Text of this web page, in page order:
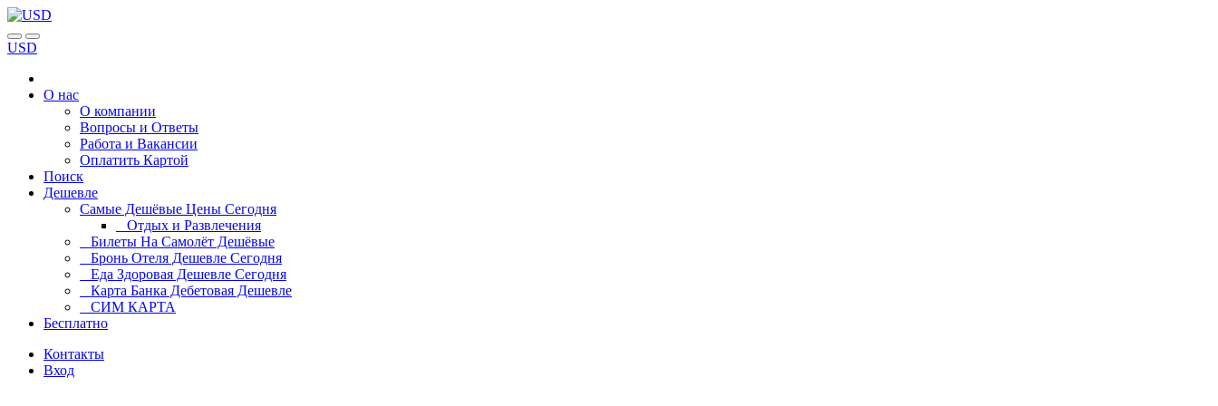
USD
О нас
О компании
Вопросы и Ответы
Работа и Вакансии
Оплатить Картой
Поиск
Дешевле
Самые Дешёвые Цены Сегодня
Отдых и Развлечения
Билеты На Самолёт Дешёвые
Бронь Отеля Дешевле Сегодня
Еда Здоровая Дешевле Сегодня
Карта Банка Дебетовая Дешевле
СИМ КАРТА
Бесплатно
Контакты
Вход